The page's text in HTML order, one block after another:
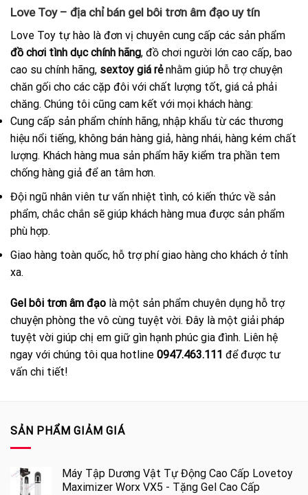
Love Toy – địa chỉ bán gel bôi trơn âm đạo uy tín
Love Toy tự hào là đơn vị chuyên cung cấp các sản phẩm
đồ chơi tình dục chính hãng, đồ chơi người lớn cao cấp, bao
cao su chính hãng, sextoy giá rẻnhằm giúp hỗ trợ chuyện
chăn gối cho các cặp đôi với chất lượng tốt, giá cả phải
chăng. Chúng tôi cũng cam kết với mọi khách hàng:
Cung cấp sản phẩm chính hãng, nhập khẩu từ các thương
hiệu nổi tiếng, không bán hàng giả, hàng nhái, hàng kém chất
lượng. Khách hàng mua sản phẩm hãy kiểm tra phần tem
chống hàng giả để an tâm hơn.
Đội ngũ nhân viên tư vấn nhiệt tình, có kiến thức về sản
phẩm, chắc chắn sẽ giúp khách hàng mua được sản phẩm
phù hợp.
Giao hàng toàn quốc, hỗ trợ phí giao hàng cho khách ở tỉnh
xa.
Gel bôi trơn âm đạo là một sản phẩm chuyên dụng hỗ trợ
chuyện phòng the vô cùng tuyệt vời. Đây là một giải pháp
tuyệt vời giúp chị em giữ gìn hạnh phúc gia đình. Liên hệ
ngay với chúng tôi qua hotline 0947.463.111 để được tư
vấn chi tiết!
SẢN PHẨM GIẢM GIÁ
Máy Tập Dương Vật Tự Động Cao Cấp Lovetoy
Maximizer Worx VX5 - Tặng Gel Cao Cấp